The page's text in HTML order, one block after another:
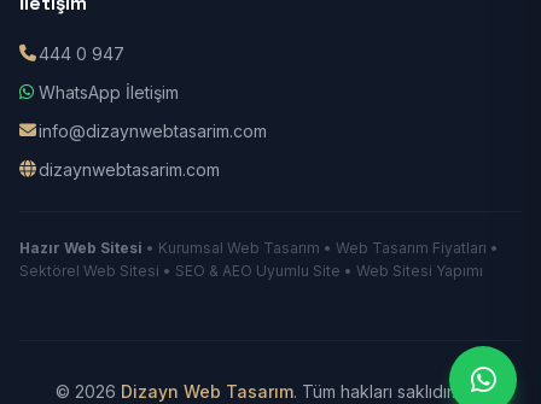
444 0 947
WhatsApp İletişim
info@dizaynwebtasarim.com
dizaynwebtasarim.com
Hazır Web Sitesi • Kurumsal Web Tasarım • Web Tasarım Fiyatları •
Sektörel Web Sitesi • SEO & AEO Uyumlu Site • Web Sitesi Yapımı
© 2026 Dizayn Web Tasarım. Tüm hakları saklıdır. |